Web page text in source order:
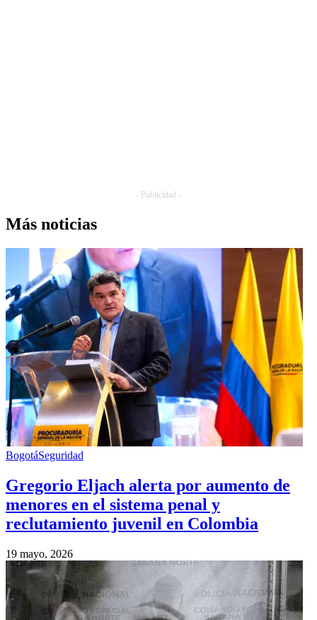
- Publicidad -
Más noticias
BogotáSeguridad
Gregorio Eljach alerta por aumento de
menores en el sistema penal y
reclutamiento juvenil en Colombia
19 mayo, 2026